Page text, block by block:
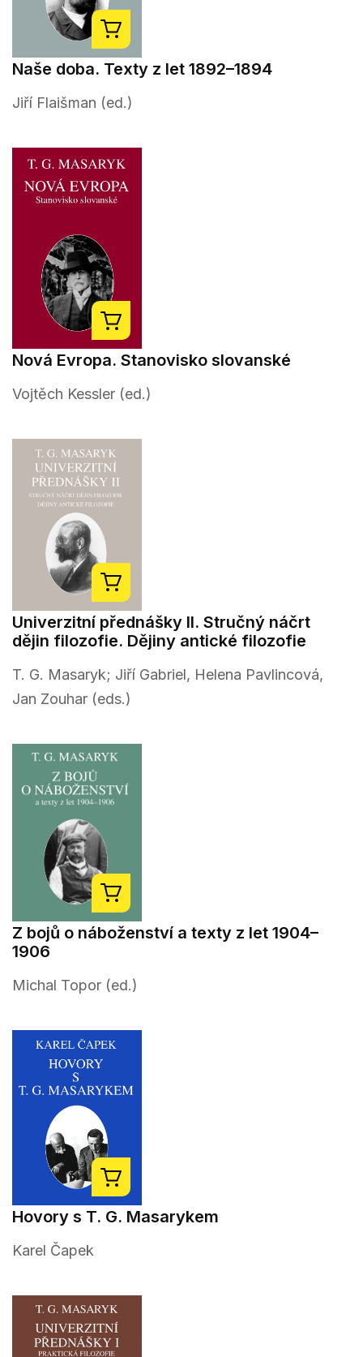
Naše doba. Texty z let 1892–1894
Jiří Flaišman (ed.)
Nová Evropa. Stanovisko slovanské
Vojtěch Kessler (ed.)
Univerzitní přednášky II. Stručný náčrt
dějin filozofie. Dějiny antické filozofie
T. G. Masaryk; Jiří Gabriel, Helena Pavlincová,
Jan Zouhar (eds.)
Z bojů o náboženství a texty z let 1904–
1906
Michal Topor (ed.)
Hovory s T. G. Masarykem
Karel Čapek